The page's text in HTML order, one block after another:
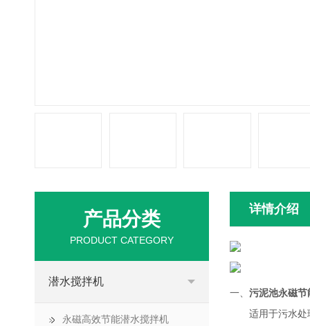
详情介绍
一、 污泥池永磁
适用于污水处理
产品分类
PRODUCT CATEGORY
潜水搅拌机
永磁高效节能潜水搅拌机